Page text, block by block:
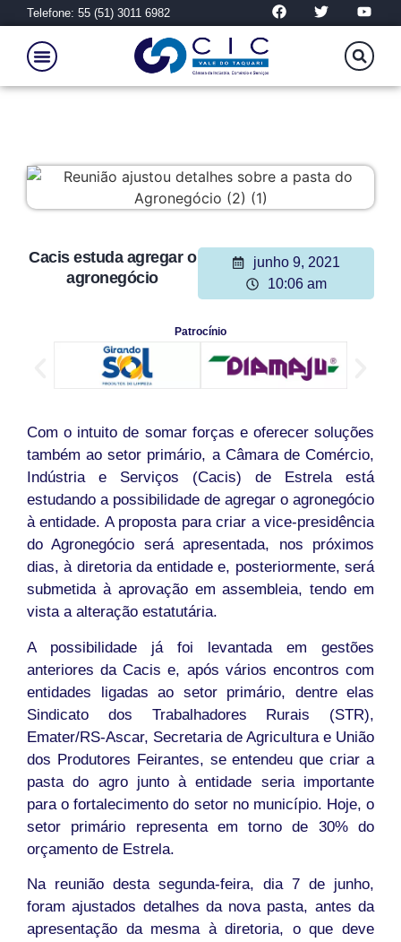
Telefone: 55 (51) 3011 6982
Cacis estuda agregar o
agronegócio
junho 9, 2021
10:06 am
Patrocínio
Com o intuito de somar forças e oferecer soluções
também ao setor primário, a Câmara de Comércio,
Indústria e Serviços (Cacis) de Estrela está
estudando a possibilidade de agregar o agronegócio
à entidade. A proposta para criar a vice-presidência
do Agronegócio será apresentada, nos próximos
dias, à diretoria da entidade e, posteriormente, será
submetida à aprovação em assembleia, tendo em
vista a alteração estatutária.
A possibilidade já foi levantada em gestões
anteriores da Cacis e, após vários encontros com
entidades ligadas ao setor primário, dentre elas
Sindicato dos Trabalhadores Rurais (STR),
Emater/RS-Ascar, Secretaria de Agricultura e União
dos Produtores Feirantes, se entendeu que criar a
pasta do agro junto à entidade seria importante
para o fortalecimento do setor no município. Hoje, o
setor primário representa em torno de 30% do
orçamento de Estrela.
Na reunião desta segunda-feira, dia 7 de junho,
foram ajustados detalhes da nova pasta, antes da
apresentação da mesma à diretoria, o que deve